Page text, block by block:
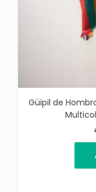
Güipil de